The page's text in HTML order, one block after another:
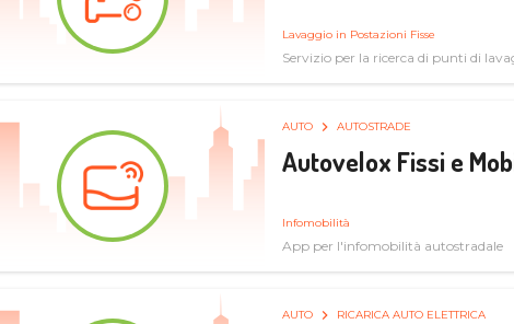
Lavaggio in Postazioni Fisse
Servizio per la ricerca di punti di
AUTO AUTOSTRADE
Autovelox Fissi e
Infomobilità
App per l'infomobilità autostradale
AUTO RICARICA AUTO ELETTRICA